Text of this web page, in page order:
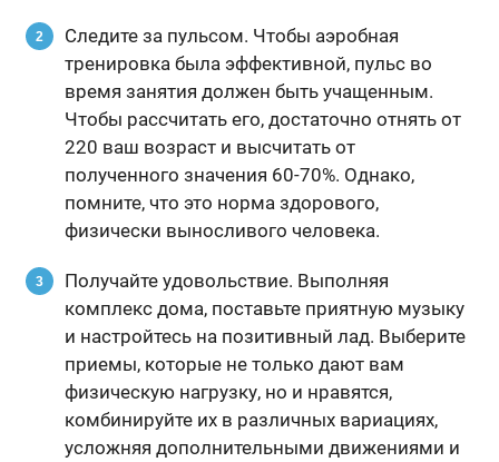
Следите за пульсом. Чтобы аэробная
тренировка была эффективной, пульс во
время занятия должен быть учащенным.
Чтобы рассчитать его, достаточно отнять от
220 ваш возраст и высчитать от
полученного значения 60-70%. Однако,
помните, что это норма здорового,
физически выносливого человека.
Получайте удовольствие. Выполняя
комплекс дома, поставьте приятную музыку
и настройтесь на позитивный лад. Выберите
приемы, которые не только дают вам
физическую нагрузку, но и нравятся,
комбинируйте их в различных вариациях,
усложняя дополнительными движениями и